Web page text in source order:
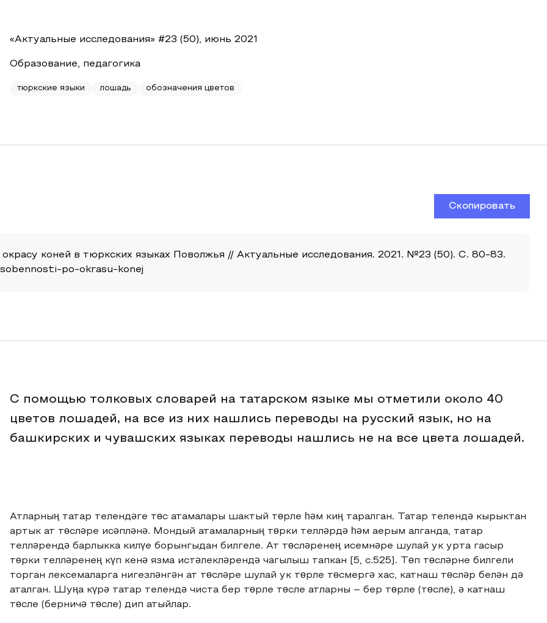
«Актуальные исследования» #23 (50), июнь 2021
Образование, педагогика
тюркские языки лошадь обозначения цветов
Скопировать
коней в тюркских языках Поволжья // Актуальные исследования. 2021. №23 (50). С. 80-83.
po-okrasu-konej
С помощью толковых словарей на татарском языке мы отметили около 40
цветов лошадей, на все из них нашлись переводы на русский язык, но на
башкирских и чувашских языках переводы нашлись не на все цвета лошадей.
Атларның татар телендәге төс атамалары шактый төрле һәм киң таралган. Татар телендә кырыктан
артык ат төсләре исәпләнә. Мондый атамаларның төрки телләрдә һәм аерым алганда, татар
телләрендә барлыкка килүе борынгыдан билгеле. Ат төсләренең исемнәре шулай ук урта гасыр
төрки телләренең күп кенә язма истәлекләрендә чагылыш тапкан [5, с.525]. Төп төсләрне билгели
торган лексемаларга нигезләнгән ат төсләре шулай ук төрле төсмергә хас, катнаш төсләр белән дә
аталган. Шуңа күрә татар телендә чиста бер төрле төсле атларны – бер төрле (төсле), ә катнаш
төсле (берничә төсле) дип атыйлар.